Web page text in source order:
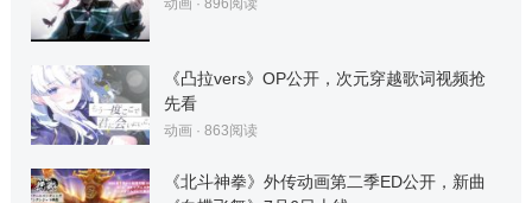
《凸拉vers》OP公开，次元穿越歌词视频抢
先看
动画· 863阅读
《北斗神拳》外传动画第二季ED公开，新曲